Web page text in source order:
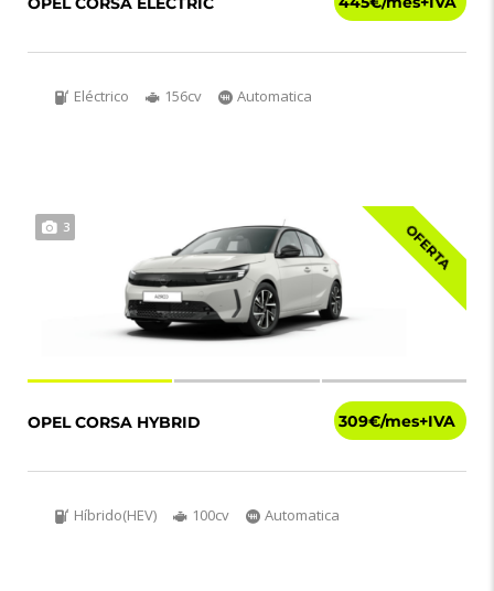
Eléctrico 156cv Automatica
OFERTA
3
309€
OPEL CORSA HYBRID
Híbrido(HEV) 100cv Automatica